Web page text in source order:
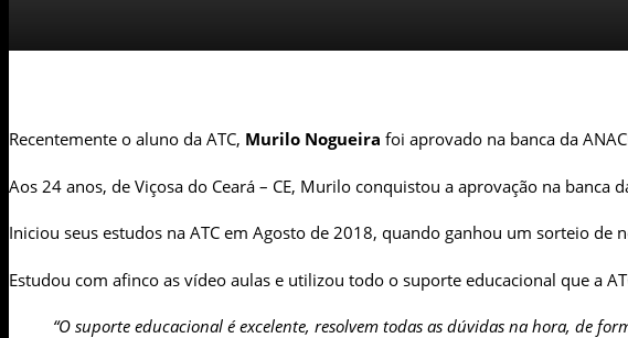
Recentemente o aluno da ATC, Murilo Nogueira foi aprovado na banca da
Aos 24 anos, de Viçosa do Ceará – CE, Murilo conquistou a aprovação na banca
Iniciou seus estudos na ATC em Agosto de 2018, quando ganhou um sorteio
Estudou com afinco as vídeo aulas e utilizou todo o suporte educacional que a
“O suporte educacional é excelente, resolvem todas as dúvidas na hora, de